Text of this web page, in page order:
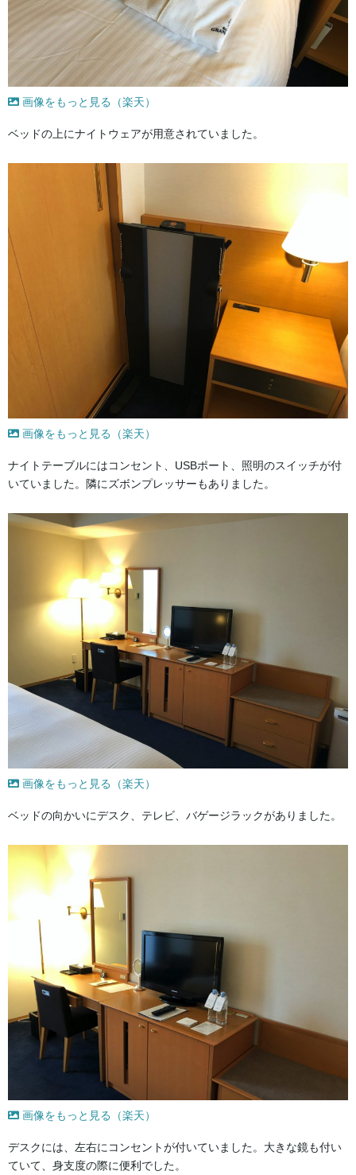
画像をもっと見る（楽天）
ベッドの上にナイトウェアが用意されていました。
画像をもっと見る（楽天）
ナイトテーブルにはコンセント、USBポート、照明のスイッチが付
いていました。隣にズボンプレッサーもありました。
画像をもっと見る（楽天）
ベッドの向かいにデスク、テレビ、バゲージラックがありました。
画像をもっと見る（楽天）
デスクには、左右にコンセントが付いていました。大きな鏡も付い
ていて、身支度の際に便利でした。